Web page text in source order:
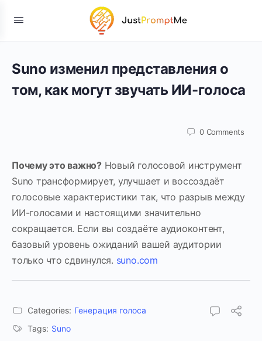
Suno изменил представления о
том, как могут звучать ИИ-голоса
0 Comments
Почему это важно?Новый голосовой инструмент
Suno трансформирует, улучшает и воссоздаёт
голосовые характеристики так, что разрыв между
ИИ-голосами и настоящими значительно
сокращается. Если вы создаёте аудиоконтент,
базовый уровень ожиданий вашей аудитории
только что сдвинулся. suno.com
Categories: Генерация голоса
Tags: Suno